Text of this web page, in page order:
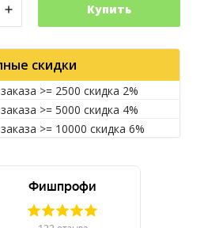
Купить
скидки
>= 2500 скидка 2%
>= 5000 скидка 4%
>= 10000 скидка 6%